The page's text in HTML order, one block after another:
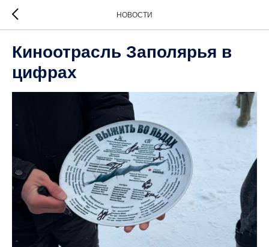
НОВОСТИ
Киноотрасль Заполярья в
цифрах